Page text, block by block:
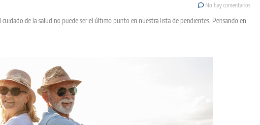
No hay comentarios
de la salud no puede ser el último punto en nuestra lista de pendientes. Pensando en